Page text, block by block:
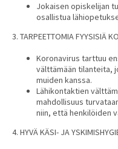
Jokaisen opiskelijan
osallistua
3. TARPEETTOMIA FYYSISIÄ
Koronavirus tarttuu
välttämään tilanteita,
muiden kanssa.
Lähikontaktien
mahdollisuus
niin, että henkilöiden
4. HYVÄ KÄSI- JA